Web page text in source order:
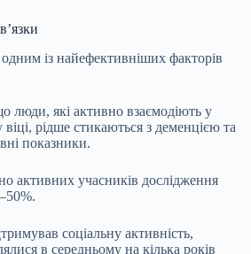
одним із найефективніших факторів
люди, які активно взаємодіють у
рідше стикаються з деменцією та
показники.
активних учасників дослідження
соціальну активність,
в середньому на кілька років